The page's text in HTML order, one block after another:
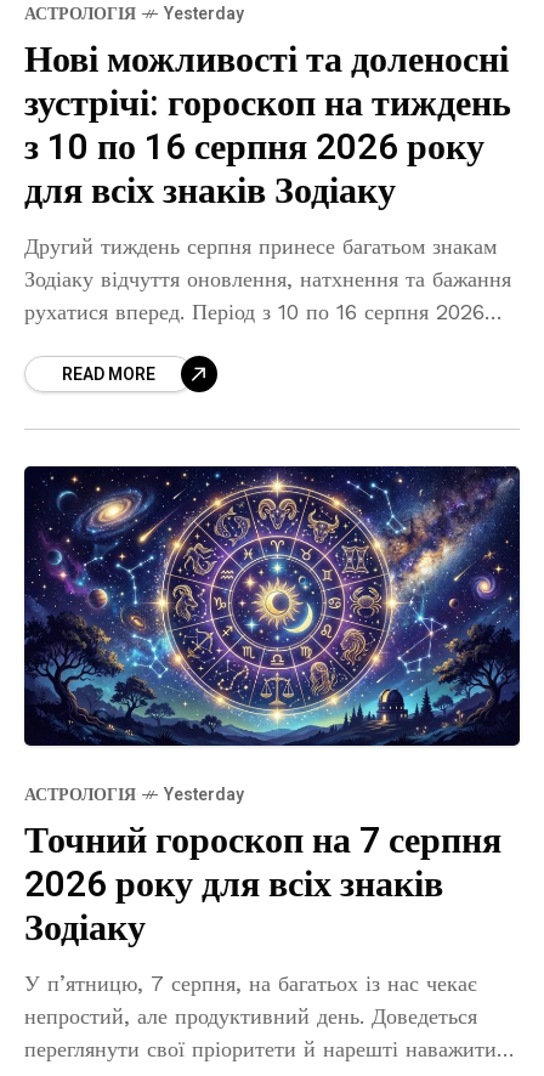
АСТРОЛОГІЯ Yesterday
Нові можливості та доленосні
зустрічі: гороскоп на тиждень
з 10 по 16 серпня 2026 року
для всіх знаків Зодіаку
Другий тиждень серпня принесе багатьом знакам
Зодіаку відчуття оновлення, натхнення та бажання
рухатися вперед. Період з 10 по 16 серпня 2026
професійних позицій, романтичним
READ MORE
АСТРОЛОГІЯ Yesterday
Точний гороскоп на 7 серпня
2026 року для всіх знаків
Зодіаку
У п’ятницю, 7 серпня, на багатьох із нас чекає
непростий, але продуктивний день. Доведеться
переглянути свої пріоритети й нарешті наважитися